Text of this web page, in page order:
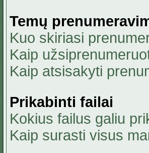
Temų
Kuo skiriasi
Kaip
Kaip atsisakyti
Prikabinti failai
Kokius failus galiu
Kaip surasti visus